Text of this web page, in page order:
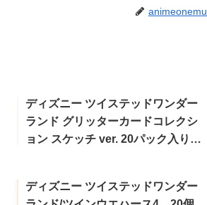
animeonemu
ディズニー ツイステッドワンダー
ランド グリッターカードコレクシ
ョン スケッチ ver. 20パック入り
ディズニー ツイステッドワンダー